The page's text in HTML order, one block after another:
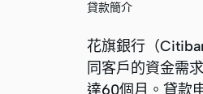
貸款簡介
花旗銀行（
同客戶的資金需
達60個月。貸款